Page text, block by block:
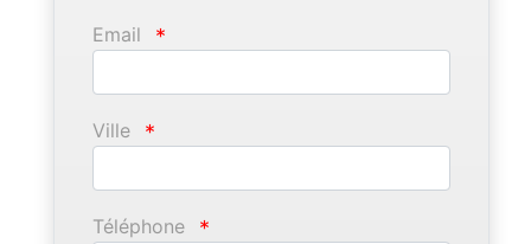
Email *
Ville *
Téléphone *